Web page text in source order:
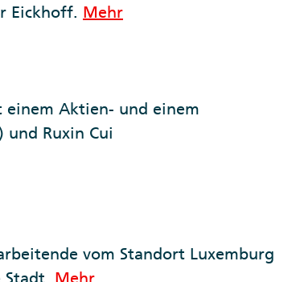
Eickhoff. Mehr
einem Aktien- und einem
und Ruxin Cui
vom Standort Luxemburg